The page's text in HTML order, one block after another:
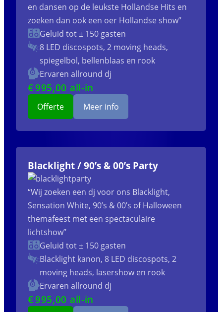
en dansen op de leukste Hollandse Hits en
zoeken dan ook een oer Hollandse show”
Geluid tot ± 150 gasten
8 LED discospots, 2 moving heads,
spiegelbol, bellenblaas en rook
Ervaren allround dj
€995,00 all-in
Offerte Meer info
Blacklight / 90’s & 00’s Party
“Wij zoeken een dj voor ons Blacklight,
Sensation White, 90’s & 00’s of Halloween
themafeest met een spectaculaire
lichtshow”
Geluid tot ± 150 gasten
Blacklight kanon, 8 LED discospots, 2
moving heads, lasershow en rook
Ervaren allround dj
€995,00 all-in